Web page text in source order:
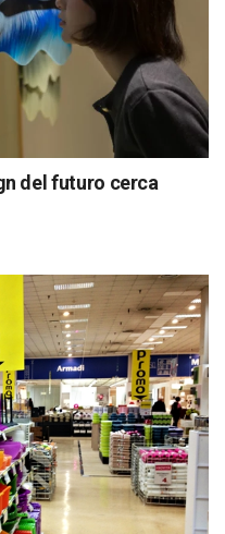
del futuro cerca